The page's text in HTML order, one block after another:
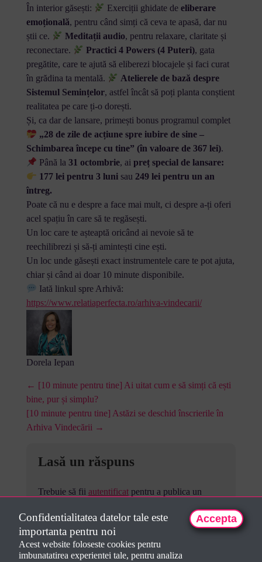
În interior găsești:
Exerciții ghidate deeliberare
emoțională, pentru când simți că ceva te apasă, dar nu
știi ce.
Meditații audio, pentru relaxare, claritate și
reconectare.
Practici 4 Powers (4 Puteri), gata
pregătite, care te ajută să eliberezi blocajele și faci curat
în grădina ta mentală.
Atelierele de bază despre
Sistemul Semințelor, astfel încât să poți planta conștient
realitatea pe care ți-o dorești.
Și, ca dar de lansare, primești bonus programul complet
„28 de zile de acțiune spre iubire de sine –
Schimbarea începe cu tine” (în valoare de 367 lei).
Până la31 octombrie, aipreț special de lansare:
177 lei pentru 3 luni sau 249 lei pentru un an
întreg.
Poate că nu e despre a face mai mult, ci despre a-ți oferi
acel spațiu în care să te regăsești.
Un loc care te așteaptă oricând ai nevoie să te
reechilibrezi și să-ți amintești cine ești.
Un loc unde găsești exact instrumentele care te pot ajuta,
chiar și când ai doar 10 minute disponibile.
Iată linkul spre Arhivă:
https://www.relatiaperfecta.ro/arhiva-vindecarii/
Dorela Iepan
← [10 minute pentru tine] Ai uitat cum e să simți că ești
bine, pur și simplu?
[10 minute pentru tine] Astăzi se deschid înscrierile în
Arhiva Vindecării →
Lasă un răspuns
Trebuie să fii autentificatpentru a publica un
Confidentialitatea datelor tale este
importanta pentru noi
Acest website foloseste cookies pentru
imbunatatirea experientei tale, pentru analiza
Accepta